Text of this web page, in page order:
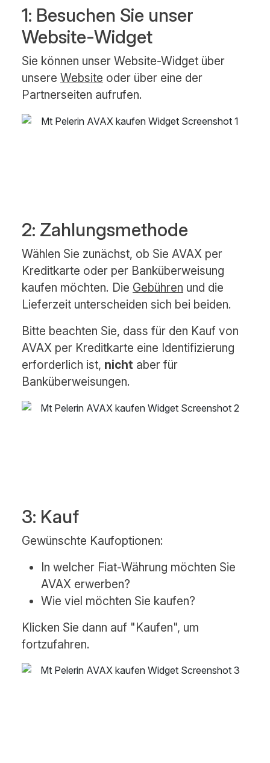
1: Besuchen Sie unser
Website-Widget
Sie können unser Website-Widget über
unsere Website oder über eine der
Partnerseiten aufrufen.
2: Zahlungsmethode
Wählen Sie zunächst, ob Sie AVAX per
Kreditkarte oder per Banküberweisung
kaufen möchten. Die Gebühren und die
Lieferzeit unterscheiden sich bei beiden.
Bitte beachten Sie, dass für den Kauf von
AVAX per Kreditkarte eine Identifizierung
erforderlich ist, nicht aber für
Banküberweisungen.
3: Kauf
Gewünschte Kaufoptionen:
In welcher Fiat-Währung möchten Sie
AVAX erwerben?
Wie viel möchten Sie kaufen?
Klicken Sie dann auf "Kaufen", um
fortzufahren.